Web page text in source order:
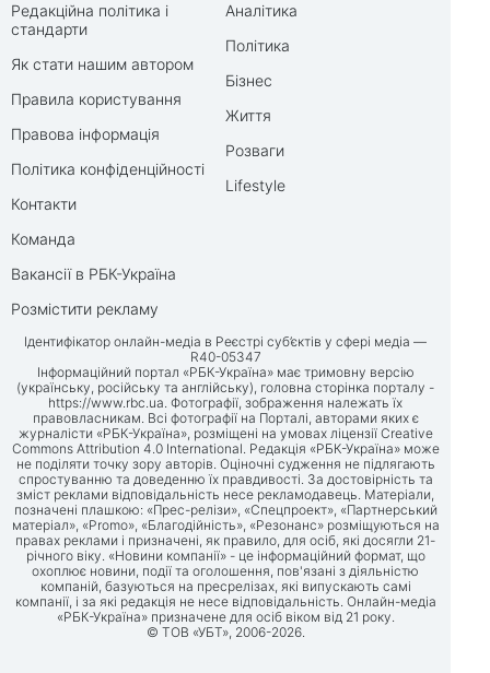
Редакційна політика і
стандарти
Як стати нашим автором
Правила користування
Правова інформація
Політика конфіденційності
Контакти
Команда
Вакансії в РБК-Україна
Розмістити рекламу
Аналітика
Політика
Бізнес
Життя
Розваги
Lifestyle
Ідентифікатор онлайн-медіа в Реєстрі суб’єктів у сфері медіа —
R40-05347
Інформаційний портал «РБК-Україна» має тримовну версію
(українську, російську та англійську), головна сторінка порталу -
https://www.rbc.ua. Фотографії, зображення належать їх
правовласникам. Всі фотографії на Порталі, авторами яких є
журналісти «РБК-Україна», розміщені на умовах ліцензії Creative
Commons Attribution 4.0 International. Редакція «РБК-Україна» може
не поділяти точку зору авторів. Оціночні судження не підлягають
спростуванню та доведенню їх правдивості. За достовірність та
зміст реклами відповідальність несе рекламодавець. Матеріали,
позначені плашкою: «Прес-релізи», «Спецпроект», «Партнерський
матеріал», «Promo», «Благодійність», «Резонанс» розміщуються на
правах реклами і призначені, як правило, для осіб, які досягли 21-
річного віку. «Новини компанії» - це інформаційний формат, що
охоплює новини, події та оголошення, пов'язані з діяльністю
компаній, базуються на пресрелізах, які випускають самі
компанії, і за які редакція не несе відповідальність. Онлайн-медіа
«РБК-Україна» призначене для осіб віком від 21 року.
© ТОВ «УБТ», 2006-2026.